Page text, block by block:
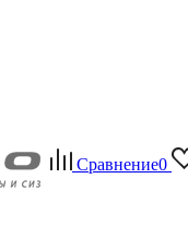
Сравнение0